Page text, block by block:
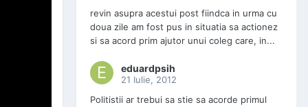
revin asupra acestui post fiindca in urma cu
doua zile am fost pus in situatia sa actionez
si sa acord prim ajutor unui coleg care, in...
eduardpsih
21 Iulie, 2012
Politistii ar trebui sa stie sa acorde primul